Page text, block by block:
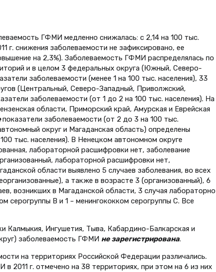
ГФМИ медленно снижалась: с 2,14 на 100 тыс.
г. снижения заболеваемости не зафиксировано, ее
на 2,3%). Заболеваемость ГФМИ распределялась по
и в целом 3 федеральных округа (Южный, Северо-
заболеваемости (менее 1 на 100 тыс. населения), 33
(Центральный, Северо-Западный, Приволжский,
заболеваемости (от 1 до 2 на 100 тыс. населения). На
области, Приморский край, Амурская и Еврейская
показатели заболеваемости (от 2 до 3 на 100 тыс.
округ и Магаданская область) определены
тыс. населения). В Ненецком автономном округе
лабораторной расшифровки нет, заболевание
лабораторной расшифровки нет,
области выявлено 5 случаев заболевания, во всех
а также в возрасте 3 (организованный), 6
возникших в Магаданской области, 3 случая лабораторно
серогруппы В и 1 – менингококком серогруппы С. Все
Калмыкия, Ингушетия, Тыва, Кабардино-Балкарская и
заболеваемость ГФМИ не зарегистрирована.
на территориях Российской Федерации различались.
2011 г. отмечено на 38 территориях, при этом на 6 из них